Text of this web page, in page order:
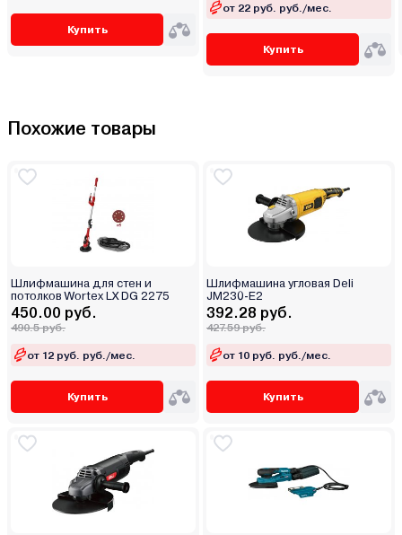
Купить
от 22 руб. руб./мес.
Купить
Похожие товары
Шлифмашина для стен и
потолков Wortex LX DG 2275
450.00 руб.
490.5 руб.
от 12 руб. руб./мес.
Купить
Шлифмашина угловая Deli
JM230-E2
392.28 руб.
427.59 руб.
от 10 руб. руб./мес.
Купить